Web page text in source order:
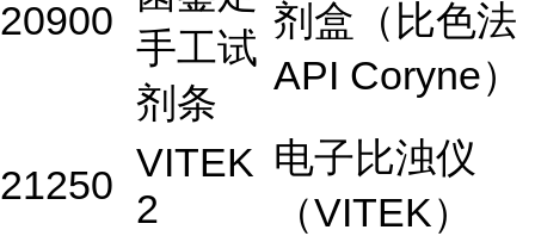
20900
手工试
剂条
剂盒（比色法
API Coryne）
21250 VITEK
2
电子比浊仪
（VITEK）